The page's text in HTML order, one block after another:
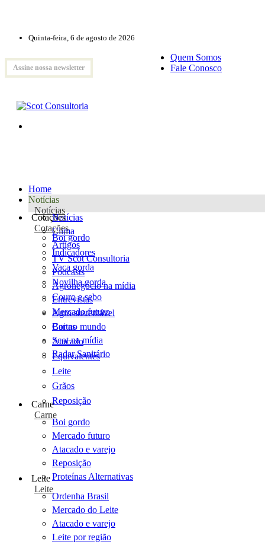
Quinta-feira, 6 de agosto de 2026
Assine nossa newsletter
Quem Somos
Fale Conosco
Home
Notícias
Notícias
Notícias
Clima
Artigos
TV Scot Consultoria
Podcasts
Agronegócio na mídia
Entrevistas
Agro sustentável
Cartas
Scot na mídia
Radar Sanitário
Cotações
Cotações
Boi gordo
Indicadores
Vaca gorda
Novilha gorda
Couro e sebo
Mercado futuro
Boi no mundo
Atacado
Equivalentes
Leite
Grãos
Reposição
Carne
Carne
Boi gordo
Mercado futuro
Atacado e varejo
Reposição
Proteínas Alternativas
Leite
Leite
Ordenha Brasil
Mercado do Leite
Atacado e varejo
Leite por região